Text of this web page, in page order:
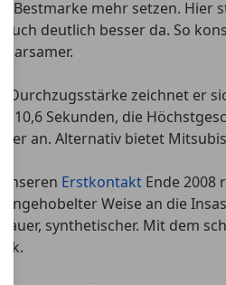
Bestmarke mehr setzen. Hier
deutlich besser da. So
zeichnet er
Sekunden, die
an. Alternativ bietet
Erstkontakt Ende 2008
Weise an die
synthetischer. Mit dem